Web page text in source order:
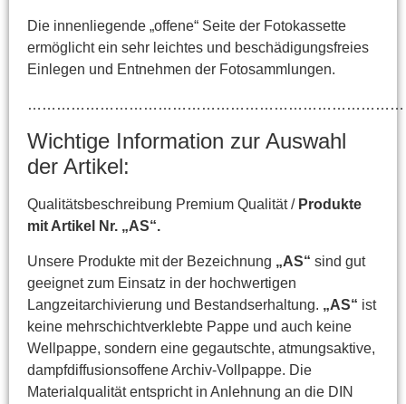
Die innenliegende „offene“ Seite der Fotokassette
ermöglicht ein sehr leichtes und beschädigungsfreies
Einlegen und Entnehmen der Fotosammlungen.
Wichtige Information zur Auswahl
der Artikel:
Qualitätsbeschreibung Premium Qualität / Produkte
mit Artikel Nr. „AS“.
Unsere Produkte mit der Bezeichnung „AS“ sind gut
geeignet zum Einsatz in der hochwertigen
Langzeitarchivierung und Bestandserhaltung. „AS“ ist
keine mehrschichtverklebte Pappe und auch keine
Wellpappe, sondern eine gegautschte, atmungsaktive,
dampfdiffusionsoffene Archiv-Vollpappe. Die
Materialqualität entspricht in Anlehnung an die DIN